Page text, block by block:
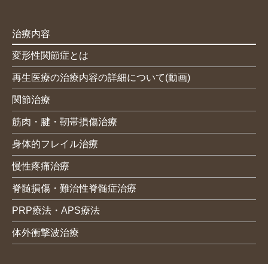
治療内容
変形性関節症とは
再生医療の治療内容の詳細について(動画)
関節治療
筋肉・腱・靭帯損傷治療
身体的フレイル治療
慢性疼痛治療
脊髄損傷・難治性脊髄症治療
PRP療法・APS療法
体外衝撃波治療